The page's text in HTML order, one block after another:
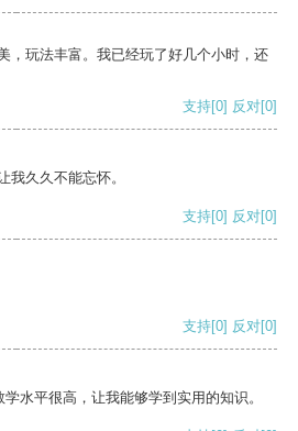
，玩法丰富。我已经玩了好几个小时，还
支持[0] 反对[0]
我久久不能忘怀。
支持[0] 反对[0]
支持[0] 反对[0]
水平很高，让我能够学到实用的知识。